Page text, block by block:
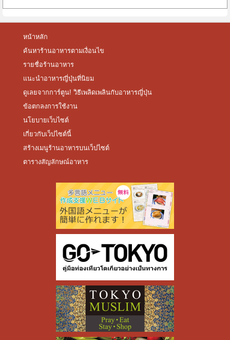
หน้าหลัก
ค้นหาร้านอาหารตามเงื่อนไข
รายชื่อร้านอาหาร
แนะนำอาหารญี่ปุ่นที่นิยม
ดูเลยจากการ์ตูน! วิธีเพลิดเพลินกับอาหารญี่ปุ่น
ข้อตกลงการใช้งาน
นโยบายเว็บไซต์
เกี่ยวกับเว็ปไซต์นี้
สร้างเมนูร้านอาหารบนเว็ปไซต์
ตารางสัญลักษณ์อาหาร